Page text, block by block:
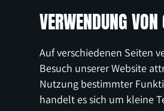
VERWENDUNG
Auf verschiedenen Seiten
Besuch unserer Website
Nutzung bestimmter
handelt es sich um kleine